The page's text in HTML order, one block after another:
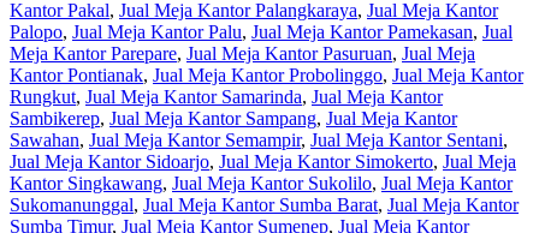
Kantor Pakal, Jual Meja Kantor Palangkaraya, Jual Meja Kantor
Palopo, Jual Meja Kantor Palu, Jual Meja Kantor Pamekasan, Jual
Meja Kantor Parepare, Jual Meja Kantor Pasuruan, Jual Meja
Kantor Pontianak, Jual Meja Kantor Probolinggo, Jual Meja Kantor
Rungkut, Jual Meja Kantor Samarinda, Jual Meja Kantor
Sambikerep, Jual Meja Kantor Sampang, Jual Meja Kantor
Sawahan, Jual Meja Kantor Semampir, Jual Meja Kantor Sentani,
Jual Meja Kantor Sidoarjo, Jual Meja Kantor Simokerto, Jual Meja
Kantor Singkawang, Jual Meja Kantor Sukolilo, Jual Meja Kantor
Sukomanunggal, Jual Meja Kantor Sumba Barat, Jual Meja Kantor
Sumba Timur, Jual Meja Kantor Sumenep, Jual Meja Kantor